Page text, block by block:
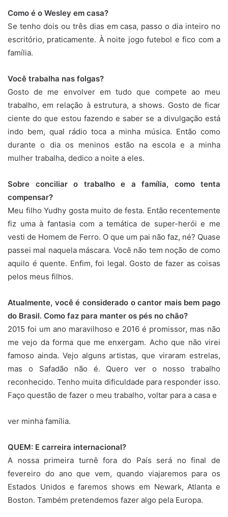
Como é o Wesley em casa?
Se tenho dois ou três dias em casa, passo o dia inteiro no
escritório, praticamente. À noite jogo futebol e fico com a
família.
Você trabalha nas folgas?
Gosto de me envolver em tudo que compete ao meu
trabalho, em relação à estrutura, a shows. Gosto de ficar
ciente do que estou fazendo e saber se a divulgação está
indo bem, qual rádio toca a minha música. Então como
durante o dia os meninos estão na escola e a minha
mulher trabalha, dedico a noite a eles.
Sobre conciliar o trabalho e a família, como tenta
compensar?
Meu filho Yudhy gosta muito de festa. Então recentemente
fiz uma à fantasia com a temática de super-herói e me
vesti de Homem de Ferro. O que um pai não faz, né? Quase
passei mal naquela máscara. Você não tem noção de como
aquilo é quente. Enfim, foi legal. Gosto de fazer as coisas
pelos meus filhos.
Atualmente, você é considerado o cantor mais bem pago
do Brasil. Como faz para manter os pés no chão?
2015 foi um ano maravilhoso e 2016 é promissor, mas não
me vejo da forma que me enxergam. Acho que não virei
famoso ainda. Vejo alguns artistas, que viraram estrelas,
mas o Safadão não é. Quero ver o nosso trabalho
reconhecido. Tenho muita dificuldade para responder isso.
Faço questão de fazer o meu trabalho, voltar para a casa e
ver minha família.
QUEM: E carreira internacional?
A nossa primeira turnê fora do País será no final de
fevereiro do ano que vem, quando viajaremos para os
Estados Unidos e faremos shows em Newark, Atlanta e
Boston. Também pretendemos fazer algo pela Europa.